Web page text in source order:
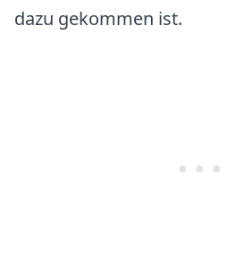
dazu gekommen ist.